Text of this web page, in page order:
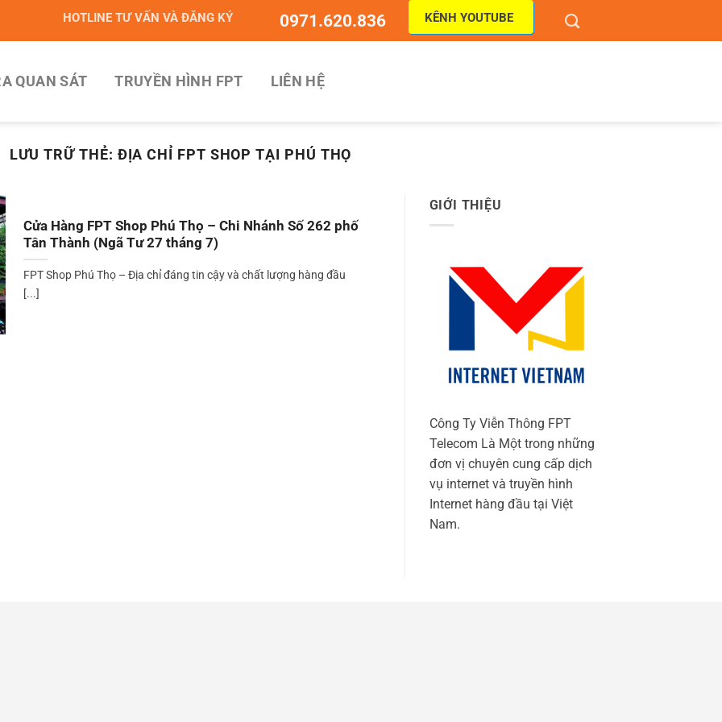
HOTLINE TƯ VẤN VÀ ĐĂNG KÝ 0971.620.836 KÊNH YOUTUBE
QUAN SÁT TRUYỀN HÌNH FPT LIÊN HỆ
LƯU TRỮ THẺ: ĐỊA CHỈ FPT SHOP TẠI PHÚ THỌ
Cửa Hàng FPT Shop Phú Thọ – Chi Nhánh Số 262 phố
Tân Thành (Ngã Tư 27 tháng 7)
FPT Shop Phú Thọ – Địa chỉ đáng tin cậy và chất lượng hàng đầu
[...]
GIỚI THIỆU
Công Ty Viễn Thông FPT
Telecom Là Một trong những
đơn vị chuyên cung cấp dịch
vụ internet và truyền hình
Internet hàng đầu tại Việt
Nam.